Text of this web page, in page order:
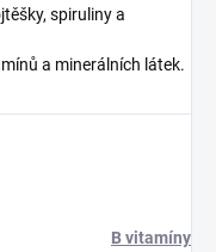
spiruliny a
a minerálních látek.
B vitamíny